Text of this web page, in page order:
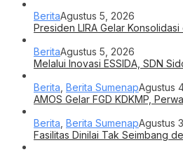
BeritaAgustus 5, 2026
Presiden LIRA Gelar
BeritaAgustus 5, 2026
Melalui Inovasi ESSIDA, SDN
Berita Berita SumenapAgustus
AMOS Gelar FGD KDKMP,
Berita Berita SumenapAgustus
Fasilitas Dinilai Tak Seimbang